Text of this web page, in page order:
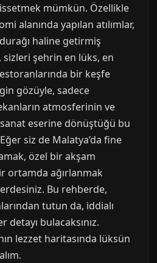
mümkün. Özellikle
alanında yapılan atılımlar,
haline getirmiş
sizleri şehrin en lüks, en
bir keşfe
gözüyle, sadece
atmosferinin ve
eserine dönüştüğü bu
siz de Malatya’da fine
özel bir akşam
ortamda ağırlanmak
Bu rehberde,
tutun da, iddialı
bulacaksınız.
lezzet haritasında lüksün